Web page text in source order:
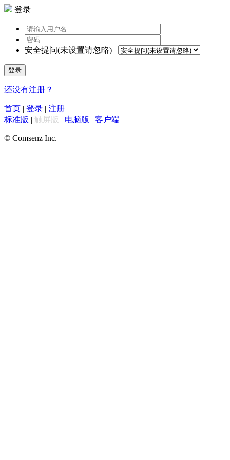
登录
安全提问(未设置请忽略)
登录
还没有注册？
首页 | 登录 | 注册
标准版 | 触屏版 | 电脑版 | 客户端
© Comsenz Inc.